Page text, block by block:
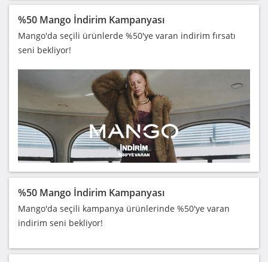
%50 Mango İndirim Kampanyası
Mango'da seçili ürünlerde %50'ye varan indirim fırsatı
seni bekliyor!
%50 Mango İndirim Kampanyası
Mango'da seçili kampanya ürünlerinde %50'ye varan
indirim seni bekliyor!